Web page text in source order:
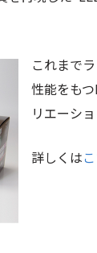
これまで
性能をも
リエーシ
詳しくは